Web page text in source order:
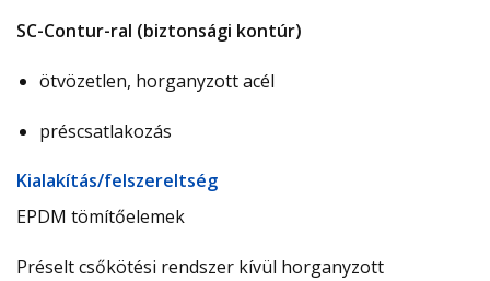
SC-Contur-ral (biztonsági kontúr)
ötvözetlen, horganyzott acél
préscsatlakozás
Ki­ala­kí­tás/­fel­sze­relt­ség
EPDM tömítőelemek
Préselt csőkötési rendszer kívül horganyzott